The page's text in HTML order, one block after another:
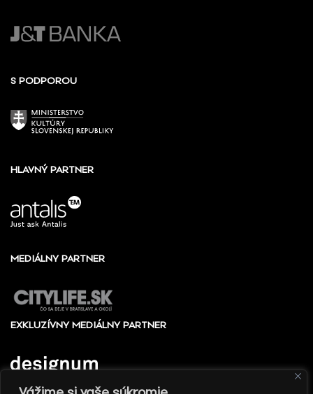
S PODPOROU
HLAVNÝ PARTNER
MEDIÁLNY PARTNER
EXKLUZÍVNY MEDIÁLNY PARTNER